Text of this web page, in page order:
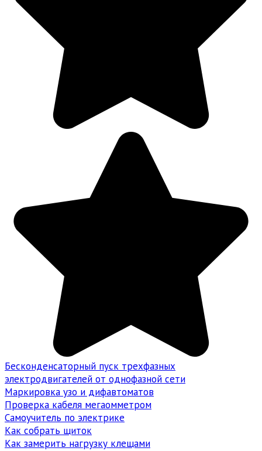
Бесконденсаторный пуск трехфазных
электродвигателей от однофазной сети
Маркировка узо и дифавтоматов
Проверка кабеля мегаомметром
Самоучитель по электрике
Как собрать щиток
Как замерить нагрузку клещами